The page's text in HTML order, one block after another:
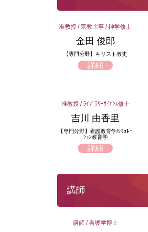
准教授 / 宗教主事 / 神学修士
金田 俊郎
【専門分野】キリスト教史
詳細
准教授 / ﾗｲﾌﾞﾗﾘｰｻｲｴﾝｽ修士
吉川 由香里
【専門分野】看護教育学/ｼﾐｭﾚｰ
ｼｮﾝ教育学
詳細
講師
講師 / 看護学博士